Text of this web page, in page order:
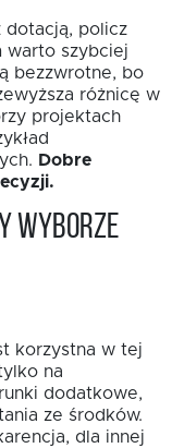
dotacją, policz
warto szybciej
bezzwrotne, bo
różnicę w
projektach
Dobre
wyborze
korzystna w tej
na
dodatkowe,
ze środków.
dla innej